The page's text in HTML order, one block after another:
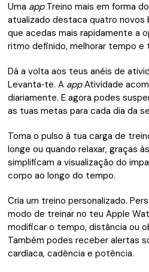
Uma appTreino mais em forma
atualizado destaca quatro novos
que acedas mais rapidamente a
ritmo definido, melhorar tempo e
Dá a volta aos teus anéis de
Levanta‑te. A appAtividade
diariamente. E agora podes
as tuas metas para cada dia da
Toma o pulso à tua carga de
longe ou quando relaxar, graças
simplificam a visualização do
corpo ao longo do tempo.
Cria um treino personalizado.
modo de treinar no teu Apple
modificar o tempo, distância ou
Também podes receber alertas
cardíaca, cadência e potência.